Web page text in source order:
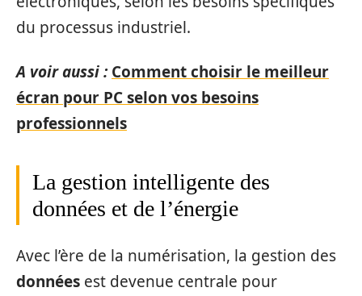
du processus industriel.
A voir aussi : Comment choisir le meilleur
écran pour PC selon vos besoins
professionnels
La gestion intelligente des
données et de l’énergie
Avec l’ère de la numérisation, la gestion des
données est devenue centrale pour